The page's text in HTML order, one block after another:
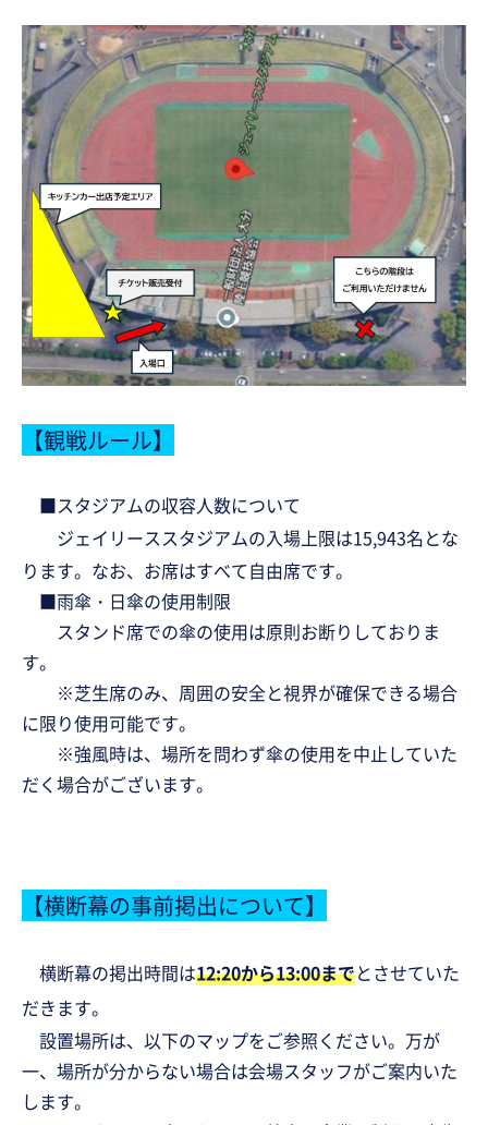
【観戦ルール】
■スタジアムの収容人数について
ジェイリーススタジアムの入場上限は15,943名とな
ります。なお、お席はすべて自由席です。
■雨傘・日傘の使用制限
スタンド席での傘の使用は原則お断りしておりま
す。
※芝生席のみ、周囲の安全と視界が確保できる場合
に限り使用可能です。
※強風時は、場所を問わず傘の使用を中止していた
だく場合がございます。
【横断幕の事前掲出について】
横断幕の掲出時間は12:20から13:00までとさせていた
だきます。
設置場所は、以下のマップをご参照ください。万が
一、場所が分からない場合は会場スタッフがご案内いた
します。